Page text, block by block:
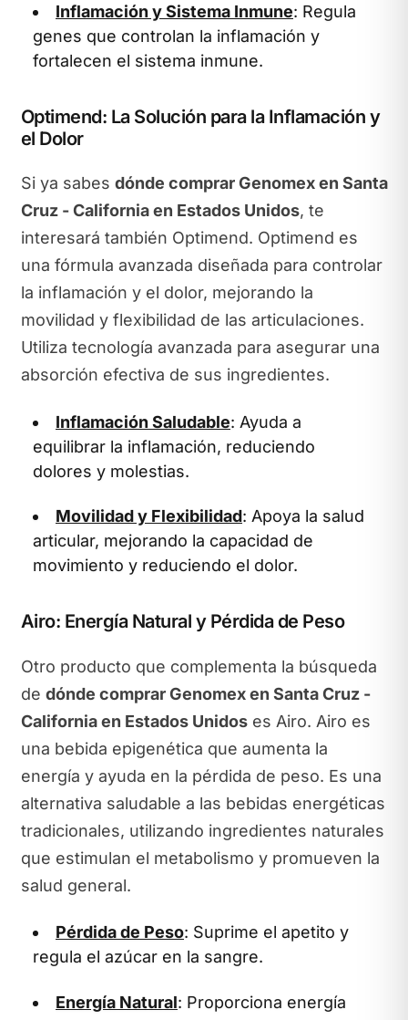
Inflamación y Sistema Inmune: Regula
genes que controlan la inflamación y
fortalecen el sistema inmune.
Optimend: La Solución para la Inflamación y
el Dolor
Si ya sabes dónde comprar Genomex en Santa
Cruz - California en Estados Unidos, te
interesará también Optimend. Optimend es
una fórmula avanzada diseñada para controlar
la inflamación y el dolor, mejorando la
movilidad y flexibilidad de las articulaciones.
Utiliza tecnología avanzada para asegurar una
absorción efectiva de sus ingredientes.
Inflamación Saludable: Ayuda a
equilibrar la inflamación, reduciendo
dolores y molestias.
Movilidad y Flexibilidad: Apoya la salud
articular, mejorando la capacidad de
movimiento y reduciendo el dolor.
Airo: Energía Natural y Pérdida de Peso
Otro producto que complementa la búsqueda
de dónde comprar Genomex en Santa Cruz -
California en Estados Unidoses Airo. Airo es
una bebida epigenética que aumenta la
energía y ayuda en la pérdida de peso. Es una
alternativa saludable a las bebidas energéticas
tradicionales, utilizando ingredientes naturales
que estimulan el metabolismo y promueven la
salud general.
Pérdida de Peso: Suprime el apetito y
regula el azúcar en la sangre.
Energía Natural: Proporciona energía